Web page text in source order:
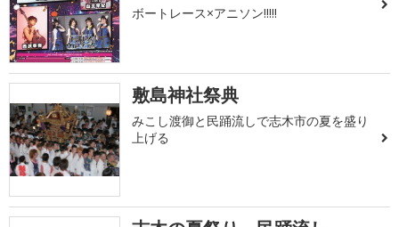
ボートレース×アニソン!!!!!
敷島神社祭典
みこし渡御と民踊流しで志木市の夏を盛り
上げる